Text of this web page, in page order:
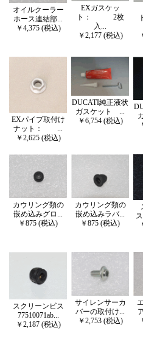
オイルクーラー
ホース連結部...
￥4,375 (税込)
EXガスケッ
ト： 2枚
入...
￥2,177 (税込)
EXパイプ取付け
ナット： ...
￥2,625 (税込)
DUCATI純正液状
ガスケット ...
￥6,754 (税込)
カウリング類の
嵌め込みグロ...
￥875 (税込)
カウリング類の
嵌め込みラバ...
￥875 (税込)
スクリーンビス
77510071ab...
￥2,187 (税込)
サイレンサーカ
バーの取付け...
￥2,753 (税込)